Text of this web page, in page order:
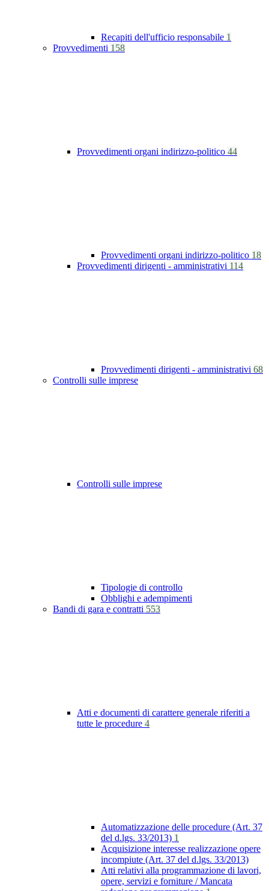
Recapiti dell'ufficio responsabile 1
Provvedimenti 158
Provvedimenti organi indirizzo-politico 44
Provvedimenti organi indirizzo-politico 18
Provvedimenti dirigenti - amministrativi 114
Provvedimenti dirigenti - amministrativi 68
Controlli sulle imprese
Controlli sulle imprese
Tipologie di controllo
Obblighi e adempimenti
Bandi di gara e contratti 553
Atti e documenti di carattere generale riferiti a
tutte le procedure 4
Automatizzazione delle procedure (Art. 37
del d.lgs. 33/2013) 1
Acquisizione interesse realizzazione opere
incompiute (Art. 37 del d.lgs. 33/2013)
Atti relativi alla programmazione di lavori,
opere, servizi e forniture / Mancata